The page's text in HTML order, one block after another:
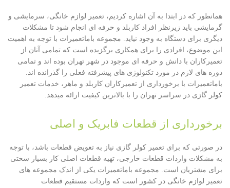
همانطور که در ابتدا به آن اشاره کردیم، تعمیر لوازم خانگی، سرمایشی و
گرمایشی باید زیرنظر افراد کاربلد و حرفه ای انجام شود تا مشکلات
دیگری برای دستگاه به وجود نیاید. مجموعه باماتعمیرات با توجه به اهمیت
این موضوع، افرادی را برای همکاری برگزیده است که تمامی آنان از
تعمیرکاران با دانش و حرفه ای موجود در شهر تهران بوده اند و تمامی
دوره های لازم در مورد تکنولوژی های پیشرفته فعلی را گذرانده اند.
باماتعمیرات با برخورداری از تعمیرکاران کاربلد و ماهر، خدمات تعمیر
کولر گازی در سراسر تهران را با بالاترین کیفیت ارائه میدهد.
برخورداری از قطعات فابریک و اصلی
در صورتی که برای تعمیر کولر گازی نیاز به تعویض قطعات باشد، با توجه
به مشکلات واردات قطعات خارجی، تهیه قطعات اصلی کار بسیار سختی
برای مشتریان است. مجموعه باماتعمیرات یکی از اندک مجموعه های
تعمیر لوازم خانگی در کشور است که واردات مستقیم قطعات